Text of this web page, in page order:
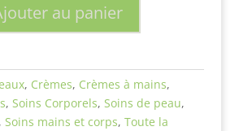
au panier
, Crèmes, Crèmes à mains,
, Soins Corporels, Soins de peau,
, Soins mains et corps, Toute la